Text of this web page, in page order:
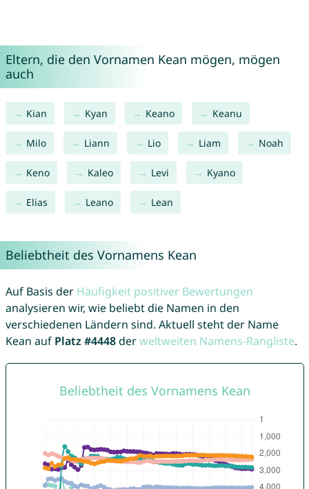
Eltern, die den Vornamen Kean mögen, mögen
auch
Kian Kyan Keano Keanu
Milo Liann Lio Liam Noah
Keno Kaleo Levi Kyano
Elias Leano Lean
Beliebtheit des Vornamens Kean
Auf Basis der Häufigkeit positiver Bewertungen
analysieren wir, wie beliebt die Namen in den
verschiedenen Ländern sind. Aktuell steht der Name
Kean auf Platz #4448derweltweiten Namens-Rangliste.